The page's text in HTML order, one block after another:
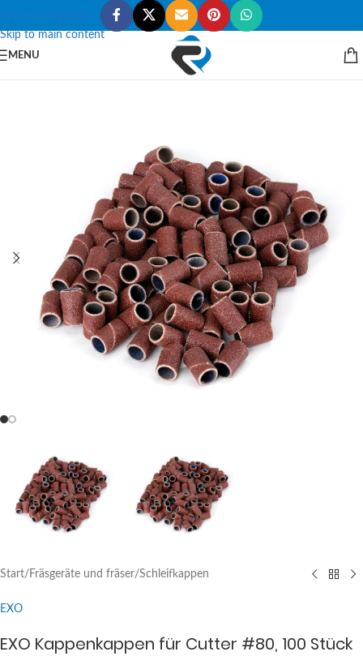
Skip to navigation
Skip to main content
MENU
Start/ Fräsgeräte und fräser/Schleifkappen
EXO
EXO Kappenkappen für Cutter #80, 100 Stück